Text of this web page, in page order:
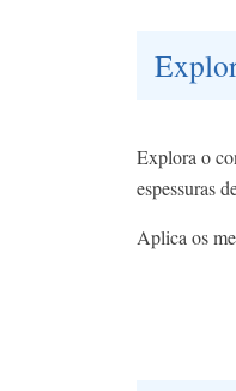
Explora o
espessuras
Aplica os